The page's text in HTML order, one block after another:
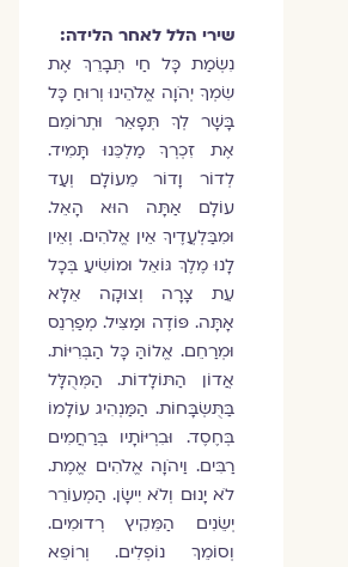
שירי הלל לאחר הלידה:
נִשְׂמַת כָּל חַי תְּבָרֵךְ אֶת
שִׂמְךָ יְהֹוָה אֱלֹהֵינוּ וְרוּחַ כָּל
בָּשָׁר לְךָ תְּפָאֵר וּתְרוֹמֵם
אֶת זִכְרְךָ מַלְכֵּנוּ תָּמִיד.
לְדוֹר וָדוֹר מֵעוֹלָם וְעַד
עוֹלָם אַתָּה הוּא הָאֵל.
וּמִבַּלְעֲדֶיךָ אֵין אֱלֹהִים. וְאֵין
לָנוּ מֶלֶךְ גּוֹאֵל וּמוֹשִׂיעַ בְּכָל
עֵת צָרָה וְצוּקָה אֵלָּא
אָתָּה. פּוֹדֶה וּמַצִּיל. מְפַרְנֵס
וּמְרַחֵם. אֱלוֹהַּ כָּל הַבְּרִיּוֹת.
אֲדוֹן הַתּוֹלָדוֹת. הַמְּהֻלָּל
בַּתֻּשְׂבָּחוֹת. הַמַּנְהִיג עוֹלָמוֹ
בְּחֶסֶד. וּבִרְיּוֹתָיו בְּרַחֲמִים
רַבִּים. וַיהֹוָה אֱלֹהִים אֱמֶת.
לֹא יָנוּם וְלֹא יִישָׂן. הַמְעוֹרֵר
יְשֵׂנִים הַמֵּקִיץ רְדוּמִים.
וְסוֹמֵךְ נוֹפְלִים. וְרוֹפֵא